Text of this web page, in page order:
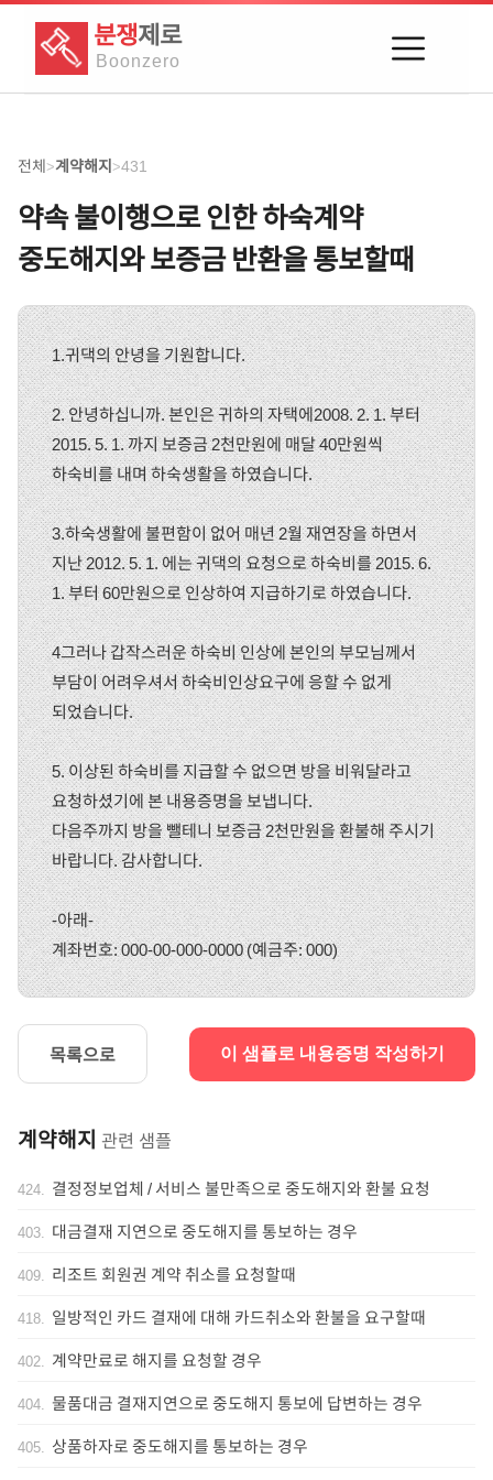
분쟁제로
Boonzero
전체>계약해지>431
약속 불이행으로 인한 하숙계약
중도해지와 보증금 반환을 통보할때
1.귀댁의 안녕을 기원합니다.
2. 안녕하십니까. 본인은 귀하의 자택에2008. 2. 1. 부터
2015. 5. 1. 까지 보증금 2천만원에 매달 40만원씩
하숙비를 내며 하숙생활을 하였습니다.
3.하숙생활에 불편함이 없어 매년 2월 재연장을 하면서
지난 2012. 5. 1. 에는 귀댁의 요청으로 하숙비를 2015. 6.
1. 부터 60만원으로 인상하여 지급하기로 하였습니다.
4그러나 갑작스러운 하숙비 인상에 본인의 부모님께서
부담이 어려우셔서 하숙비인상요구에 응할 수 없게
되었습니다.
5. 이상된 하숙비를 지급할 수 없으면 방을 비워달라고
요청하셨기에 본 내용증명을 보냅니다.
다음주까지 방을 뺄테니 보증금 2천만원을 환불해 주시기
바랍니다. 감사합니다.
-아래-
계좌번호: 000-00-000-0000 (예금주: 000)
목록으로 이 샘플로 내용증명 작성하기
계약해지 관련 샘플
424. 결정정보업체 / 서비스 불만족으로 중도해지와 환불 요청
403. 대금결재 지연으로 중도해지를 통보하는 경우
409. 리조트 회원권 계약 취소를 요청할때
418. 일방적인 카드 결재에 대해 카드취소와 환불을 요구할때
402. 계약만료로 해지를 요청할 경우
404. 물품대금 결재지연으로 중도해지 통보에 답변하는 경우
405. 상품하자로 중도해지를 통보하는 경우